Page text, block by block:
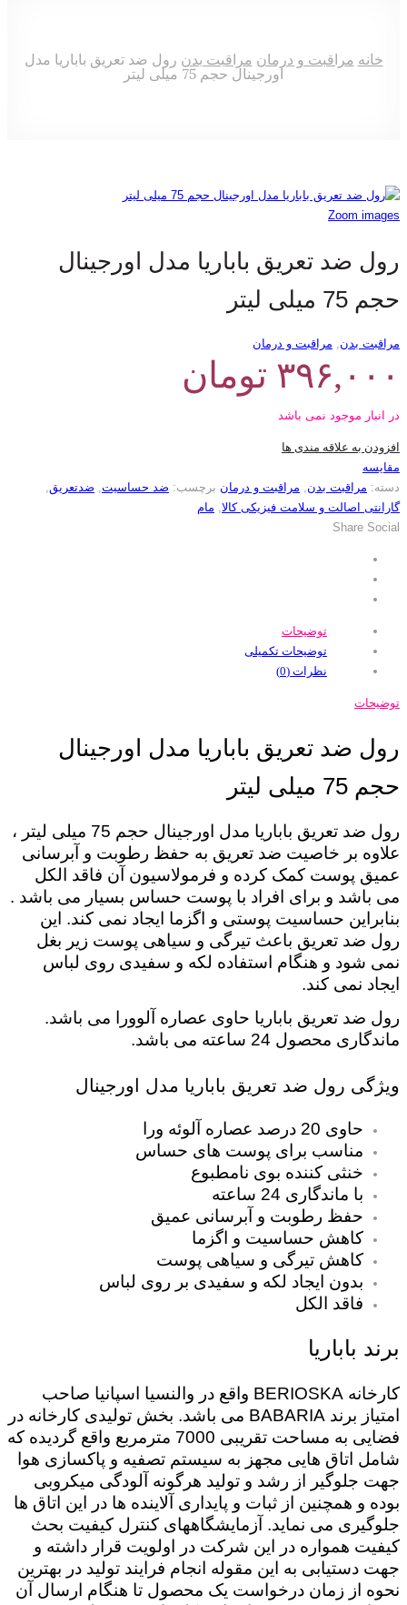
خانه مراقبت و درمان مراقبت بدن رول ضد تعریق باباریا مدل
اورجینال حجم 75 میلی لیتر
Zoom images
رول ضد تعریق باباریا مدل اورجینال
حجم 75 میلی لیتر
مراقبت بدن مراقبت و درمان
۳۹۶,۰۰۰ تومان
در انبار موجود نمی باشد
افزودن به علاقه مندی ها
مقایسه
دسته: مراقبت بدن مراقبت و درمان برچسب: ضد حساسیت ضدتعریق
گارانتی اصالت و سلامت فیزیکی کالا مام
Share Social
توضیحات
توضیحات تکمیلی
نظرات (0)
توضیحات
رول ضد تعریق باباریا مدل اورجینال
حجم 75 میلی لیتر
رول ضد تعریق باباریا مدل اورجینال حجم 75 میلی لیتر ،
علاوه بر خاصیت ضد تعریق به حفظ رطوبت و آبرسانی
عمیق پوست کمک کرده و فرمولاسیون آن فاقد الکل
می باشد و برای افراد با پوست حساس بسیار می باشد .
بنابراین حساسیت پوستی و اگزما ایجاد نمی کند. این
رول ضد تعریق باعث تیرگی و سیاهی پوست زیر بغل
نمی شود و هنگام استفاده لکه و سفیدی روی لباس
ایجاد نمی کند.
رول ضد تعریق باباریا حاوی عصاره آلوورا می باشد.
ماندگاری محصول 24 ساعته می باشد.
ویژگی رول ضد تعریق باباریا مدل اورجینال
حاوی 20 درصد عصاره آلوئه ورا
مناسب برای پوست های حساس
خنثی کننده بوی نامطبوع
با ماندگاری 24 ساعته
حفظ رطوبت و آبرسانی عمیق
کاهش حساسیت و اگزما
کاهش تیرگی و سیاهی پوست
بدون ایجاد لکه و سفیدی بر روی لباس
فاقد الکل
برند باباریا
کارخانه BERIOSKA واقع در والنسیا اسپانیا صاحب
امتیاز برند BABARIA می باشد. بخش تولیدی کارخانه در
فضایی به مساحت تقریبی 7000 مترمربع واقع گردیده که
شامل اتاق هایی مجهز به سیستم تصفیه و پاکسازی هوا
جهت جلوگیر از رشد و تولید هرگونه آلودگی میکروبی
بوده و همچنین از ثبات و پایداری آلاینده ها در این اتاق ها
جلوگیری می نماید. آزمایشگاههای کنترل کیفیت بحث
کیفیت همواره در این شرکت در اولویت قرار داشته و
جهت دستیابی به این مقوله انجام فرایند تولید در بهترین
نحوه از زمان درخواست یک محصول تا هنگام ارسال آن